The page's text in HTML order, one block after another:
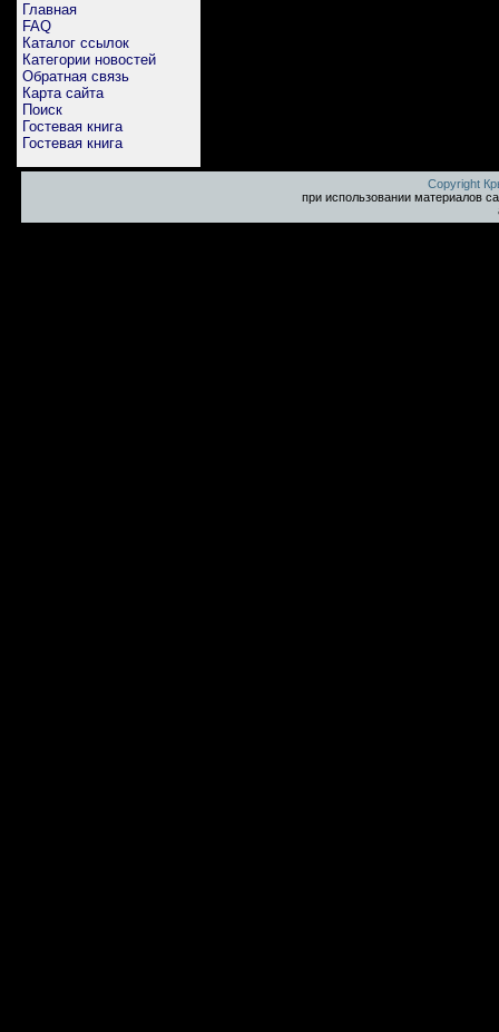
Главная
FAQ
Каталог ссылок
Категории новостей
Обратная связь
Карта сайта
Поиск
Гостевая книга
Гостевая книга
Copyright
при использовании материалов